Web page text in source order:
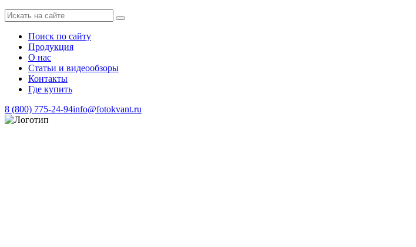
Поиск по сайту
Продукция
О нас
Статьи и видеообзоры
Контакты
Где купить
8 (800) 775-24-94info@fotokvant.ru